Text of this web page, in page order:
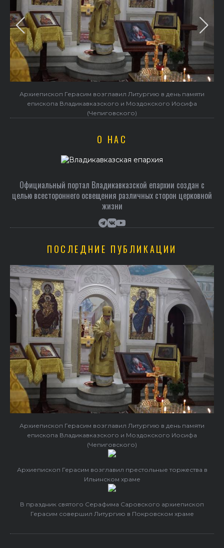
Архиепископ Герасим возглавил Литургию в день памяти
епископа Владикавказского и Моздокского Иосифа
(Чепиговского)
О НАС
Официальный портал Владикавказской епархии создан c
целью всестороннего освещения различных сторон церковной
жизни
ПОСЛЕДНИЕ ПУБЛИКАЦИИ
Архиепископ Герасим возглавил Литургию в день памяти
епископа Владикавказского и Моздокского Иосифа
(Чепиговского)
Архиепископ Герасим возглавил престольные торжества в
Ильинском храме
В праздник святого Серафима Саровского архиепископ
Герасим совершил Литургию в Покровском храме